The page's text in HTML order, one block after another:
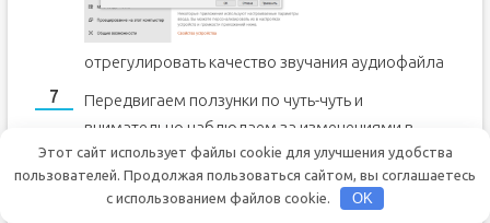
отрегулировать качество звучания аудиофайла
Передвигаем ползунки по чуть-чуть и
внимательно наблюдаем за изменениями в
звучании. Не стоит сразу поднимать до
максимума или опускать до минимума. Если вы
хотите сделать звучание басовых инструментов
Этот сайт использует файлы cookie для улучшения удобства
пользователей. Продолжая пользоваться сайтом, вы соглашаетесь
с использованием файлов cookie.
OK